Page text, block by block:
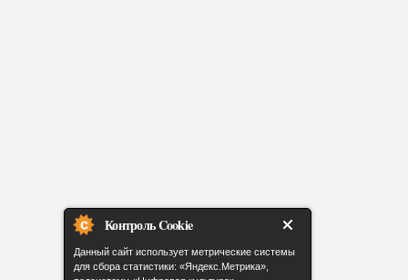
Контроль Cookie
Данный сайт использует метрические системы
для сбора статистики: «Яндекс.Метрика»,